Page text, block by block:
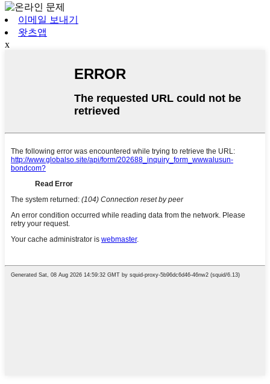
이메일 보내기
왓츠앱
x